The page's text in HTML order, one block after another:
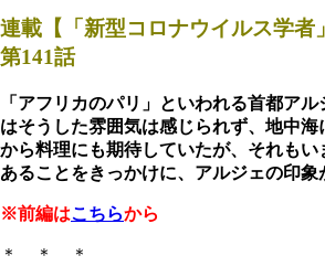
連載【「新型コロナウイルス学者
第141話
「アフリカのパリ」といわれる首都ア
はそうした雰囲気は感じられず、地中海
から料理にも期待していたが、それもい
あることをきっかけに、アルジェの印象
※前編はこちらから
＊ ＊ ＊